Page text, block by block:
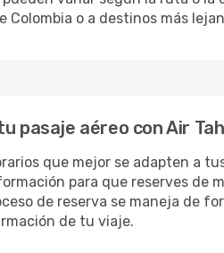
o a destinos más
pasaje aéreo con Air
que mejor se adapten a
para que reserves de
de reserva se maneja de
de tu viaje.